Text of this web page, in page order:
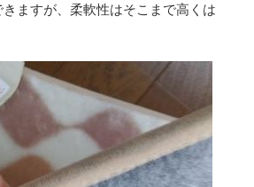
ますが、柔軟性はそこまで高くは